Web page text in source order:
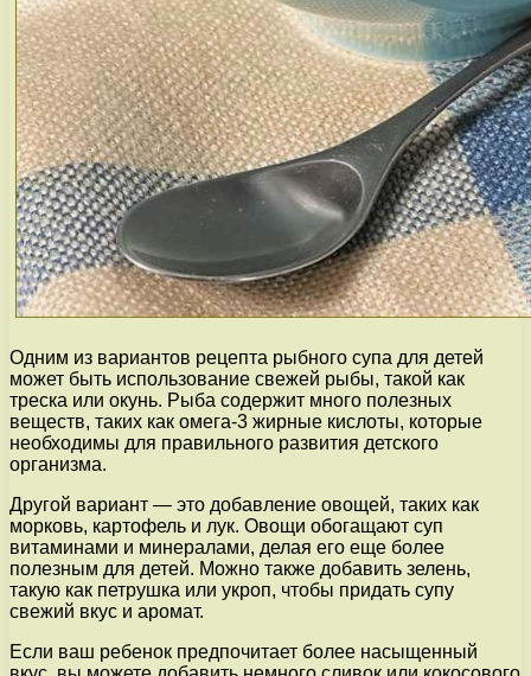
Одним из вариантов рецепта рыбного супа для детей
может быть использование свежей рыбы, такой как
треска или окунь. Рыба содержит много полезных
веществ, таких как омега-3 жирные кислоты, которые
необходимы для правильного развития детского
организма.
Другой вариант — это добавление овощей, таких как
морковь, картофель и лук. Овощи обогащают суп
витаминами и минералами, делая его еще более
полезным для детей. Можно также добавить зелень,
такую как петрушка или укроп, чтобы придать супу
свежий вкус и аромат.
Если ваш ребенок предпочитает более насыщенный